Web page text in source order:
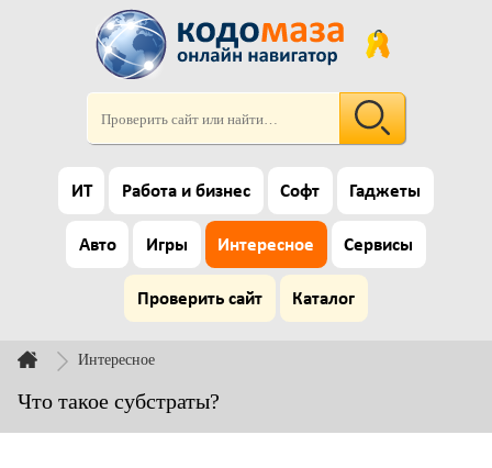
ИТ Работа и бизнес Софт Гаджеты
Авто Игры Интересное Сервисы
Проверить сайт Каталог
Интересное
Что такое субстраты?